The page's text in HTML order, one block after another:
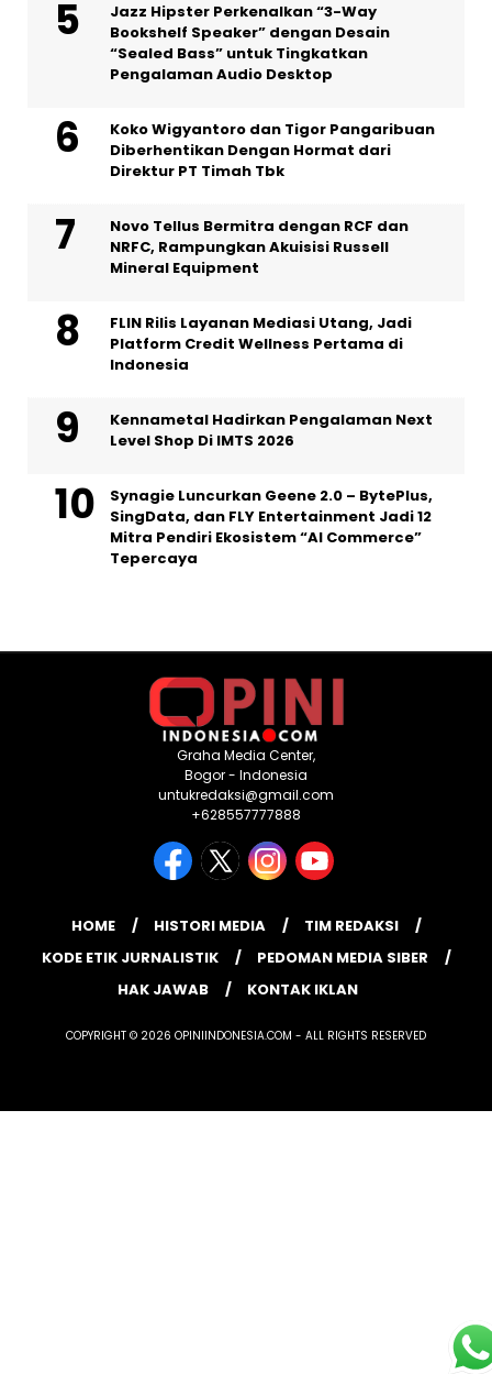
Jazz Hipster Perkenalkan “3-Way
Bookshelf Speaker” dengan Desain
“Sealed Bass” untuk Tingkatkan
Pengalaman Audio Desktop
Koko Wigyantoro dan Tigor Pangaribuan
Diberhentikan Dengan Hormat dari
Direktur PT Timah Tbk
Novo Tellus Bermitra dengan RCF dan
NRFC, Rampungkan Akuisisi Russell
Mineral Equipment
FLIN Rilis Layanan Mediasi Utang, Jadi
Platform Credit Wellness Pertama di
Indonesia
Kennametal Hadirkan Pengalaman Next
Level Shop Di IMTS 2026
Synagie Luncurkan Geene 2.0 – BytePlus,
SingData, dan FLY Entertainment Jadi 12
Mitra Pendiri Ekosistem “AI Commerce”
Tepercaya
Graha Media Center,
Bogor - Indonesia
untukredaksi@gmail.com
+628557777888
HOME HISTORI MEDIA
TIM REDAKSI
KODE ETIK JURNALISTIK
PEDOMAN MEDIA SIBER
HAK JAWAB
KONTAK IKLAN
COPYRIGHT © 2026 OPINIINDONESIA.COM - ALL RIGHTS RESERVED